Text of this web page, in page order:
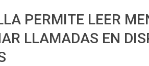
PERMITE LEER
LLAMADAS EN